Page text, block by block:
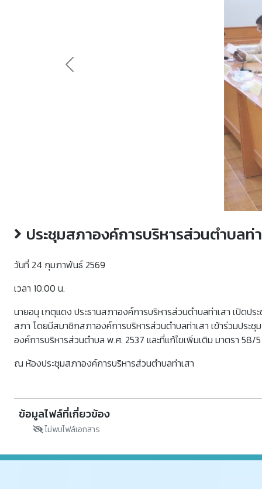
Previous
ประชุมสภาองค์การบริหารส่วนตำบลท่
วันที่ 24 กุมภาพันธ์ 2569
เวลา 10.00 น.
นายอนุ เกตุแดง ประธานสภาองค์การบริหารส่วนตำบลท่าเสา เปิดป
สภา โดยมีสมาชิกสภาองค์การบริหารส่วนตำบลท่าเสา เข้าร่วมปร
องค์การบริหารส่วนตำบล พ.ศ. 2537 และที่แก้ไขเพิ่มเติม มาตรา 58/5
ณ ห้องประชุมสภาองค์การบริหารส่วนตำบลท่าเสา
ข้อมูลไฟล์ที่เกี่ยวข้อง
ไม่พบไฟล์เอกสาร